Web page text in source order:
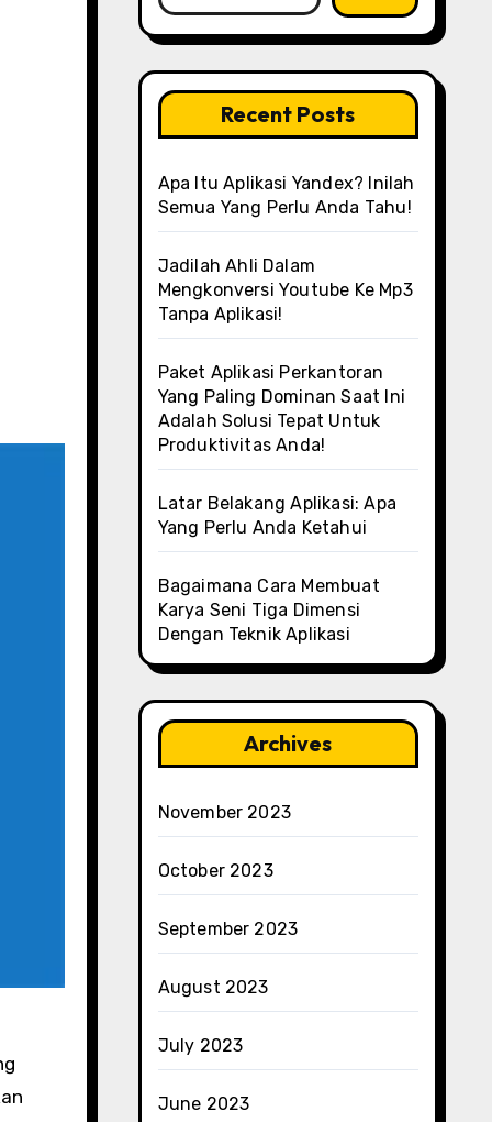
Recent Posts
Apa Itu Aplikasi Yandex? Inilah
Semua Yang Perlu Anda Tahu!
Jadilah Ahli Dalam
Mengkonversi Youtube Ke Mp3
Tanpa Aplikasi!
Paket Aplikasi Perkantoran
Yang Paling Dominan Saat Ini
Adalah Solusi Tepat Untuk
Produktivitas Anda!
Latar Belakang Aplikasi: Apa
Yang Perlu Anda Ketahui
Bagaimana Cara Membuat
Karya Seni Tiga Dimensi
Dengan Teknik Aplikasi
Archives
November 2023
October 2023
September 2023
August 2023
July 2023
June 2023